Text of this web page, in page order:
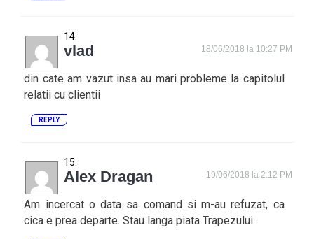
vlad 18/06/2018 la 10:27 PM
din cate am vazut insa au mari probleme la capitolul
relatii cu clientii
REPLY
Alex Dragan 19/06/2018 la 2:12 PM
Am incercat o data sa comand si m-au refuzat, ca
cica e prea departe. Stau langa piata Trapezului.